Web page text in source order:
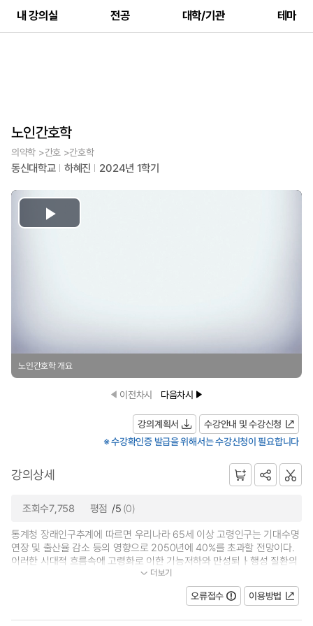
내 강의실 전공 대학/기관 테마
노인간호학
의약학 >간호 >간호학
동신대학교 하혜진 2024년 1학기
Play
노인간호학 개요
이전차시 다음차시
강의계획서
수강안내 및 수강신청
※ 수강확인증 발급을 위해서는 수강신청이 필요합니다
강의상세
조회수7,758 평점 /5 (0)
통계청 장래인구추계에 따르면 우리나라 65세 이상 고령인구는 기대수명
연장 및 출산율 감소 등의 영향으로 2050년에 40%를 초과할 전망이다.
이러한 시대적 흐름속에 고령화로 이한 기능저하와 만성퇴ㅏ행성 질환의
증가로 인해 만성 및 노인성질환 의...더보기
오류접수 이용방법